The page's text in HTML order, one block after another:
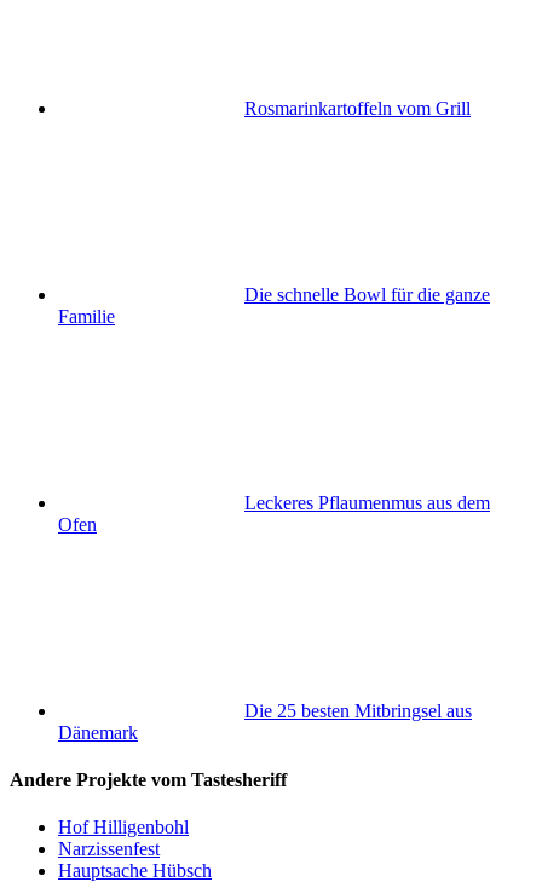
Rosmarinkartoffeln vom Grill
Die schnelle Bowl für die ganze
Familie
Leckeres Pflaumenmus aus dem
Ofen
Die 25 besten Mitbringsel aus
Dänemark
Andere Projekte vom Tastesheriff
Hof Hilligenbohl
Narzissenfest
Hauptsache Hübsch